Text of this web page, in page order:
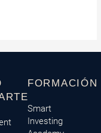
FORMACIÓN
Smart
Investing